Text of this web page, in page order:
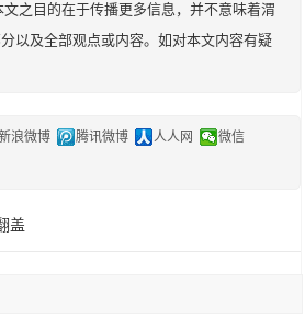
之目的在于传播更多信息，并不意味着渭
以及全部观点或内容。如对本文内容有疑
浪微博 腾讯微博 人人网
微信
盖